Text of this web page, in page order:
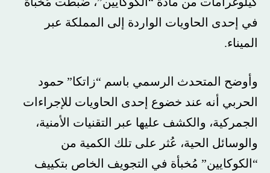
في إحدى الحاويات الواردة إلى المملكة عبر
الميناء.
وأوضح المتحدث الرسمي باسم “زاتكا” حمود
الحربي أنه عند خضوع إحدى الحاويات للإجراءات
الجمركية، والكشف عليها عبر التقنيات الأمنية،
والوسائل الحية، عُثر على تلك الكمية من
“الكوكايين” مُخبأة في التجويف الخاص بتكييف